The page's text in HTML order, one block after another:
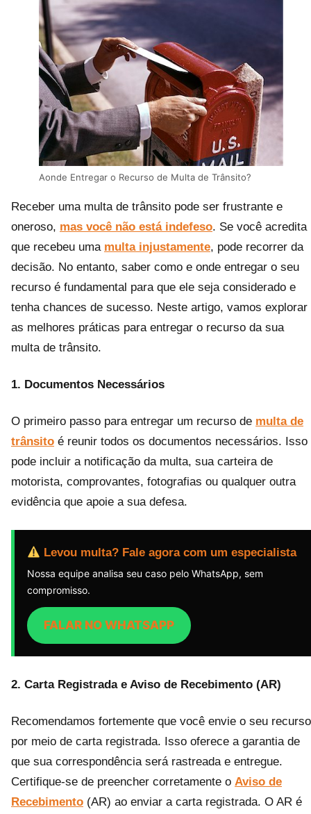
Aonde Entregar o Recurso de Multa de Trânsito?
Receber uma multa de trânsito pode ser frustrante e
oneroso, mas você não está indefeso. Se você acredita
que recebeu uma multa injustamente, pode recorrer da
decisão. No entanto, saber como e onde entregar o seu
recurso é fundamental para que ele seja considerado e
tenha chances de sucesso. Neste artigo, vamos explorar
as melhores práticas para entregar o recurso da sua
multa de trânsito.
1. Documentos Necessários
O primeiro passo para entregar um recurso de multa de
trânsito é reunir todos os documentos necessários. Isso
pode incluir a notificação da multa, sua carteira de
motorista, comprovantes, fotografias ou qualquer outra
evidência que apoie a sua defesa.
Levou multa? Fale agora com um especialista
Nossa equipe analisa seu caso pelo WhatsApp, sem
compromisso.
FALAR NO WHATSAPP
2. Carta Registrada e Aviso de Recebimento (AR)
Recomendamos fortemente que você envie o seu recurso
por meio de carta registrada. Isso oferece a garantia de
que sua correspondência será rastreada e entregue.
Certifique-se de preencher corretamente o Aviso de
Recebimento (AR) ao enviar a carta registrada. O AR é